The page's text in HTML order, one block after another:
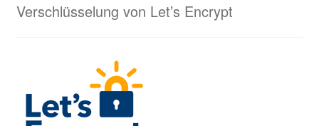
Verschlüsselung von Let’s Encrypt